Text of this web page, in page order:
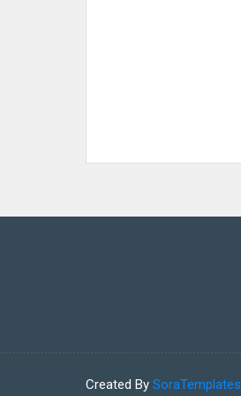
Created By SoraTemplates